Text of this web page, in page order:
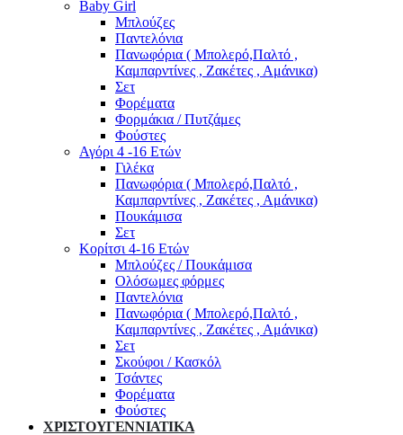
Baby Girl
Μπλούζες
Παντελόνια
Πανωφόρια ( Μπολερό,Παλτό ,
Καμπαρντίνες , Ζακέτες , Αμάνικα)
Σετ
Φορέματα
Φορμάκια / Πυτζάμες
Φούστες
Αγόρι 4 -16 Ετών
Γιλέκα
Πανωφόρια ( Μπολερό,Παλτό ,
Καμπαρντίνες , Ζακέτες , Αμάνικα)
Πουκάμισα
Σετ
Κορίτσι 4-16 Ετών
Μπλούζες / Πουκάμισα
Ολόσωμες φόρμες
Παντελόνια
Πανωφόρια ( Μπολερό,Παλτό ,
Καμπαρντίνες , Ζακέτες , Αμάνικα)
Σετ
Σκούφοι / Κασκόλ
Τσάντες
Φορέματα
Φούστες
ΧΡΙΣΤΟΥΓΕΝΝΙΑΤΙΚΑ